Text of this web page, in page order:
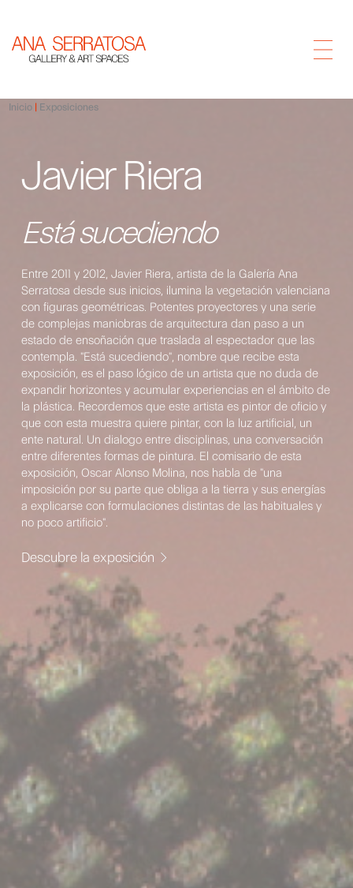
Inicio Exposiciones
Javier Riera
Está sucediendo
Entre 2011 y 2012, Javier Riera, artista de la Galería Ana
Serratosa desde sus inicios, ilumina la vegetación valenciana
con figuras geométricas. Potentes proyectores y una serie
de complejas maniobras de arquitectura dan paso a un
estado de ensoñación que traslada al espectador que las
contempla. "Está sucediendo", nombre que recibe esta
exposición, es el paso lógico de un artista que no duda de
expandir horizontes y acumular experiencias en el ámbito de
la plástica. Recordemos que este artista es pintor de oficio y
que con esta muestra quiere pintar, con la luz artificial, un
ente natural. Un dialogo entre disciplinas, una conversación
entre diferentes formas de pintura. El comisario de esta
exposición, Oscar Alonso Molina, nos habla de "una
imposición por su parte que obliga a la tierra y sus energías
a explicarse con formulaciones distintas de las habituales y
no poco artificio".
Descubre la exposición